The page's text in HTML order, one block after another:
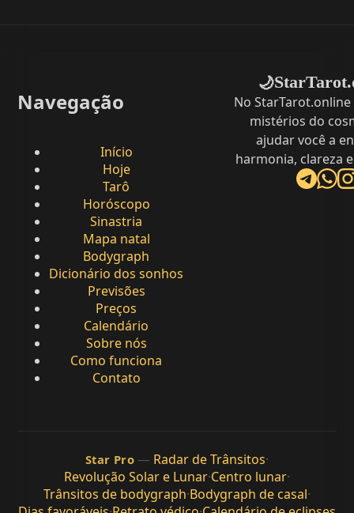
Navegação
Início
Hoje
Tarô
Horóscopo
Sinastria
Mapa natal
Bodygraph
Dicionário dos sonhos
Previsões
Preços
Calendário
Sobre nós
Como funciona
Contato
🌙
No
mistérios do
ajudar você a
harmonia, clareza
Star Pro — Radar de Trânsitos·
Revolução Solar e Lunar·Centro lunar·
Trânsitos de bodygraph·Bodygraph de casal·